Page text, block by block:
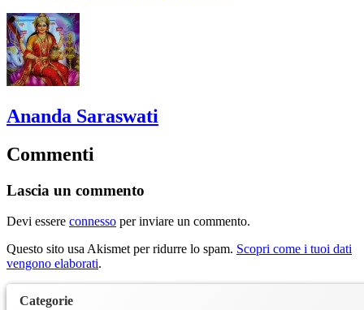
Ananda Saraswati
Commenti
Lascia un commento
Devi essere connesso per inviare un commento.
Questo sito usa Akismet per ridurre lo spam. Scopri come i tuoi dati
vengono elaborati.
Categorie